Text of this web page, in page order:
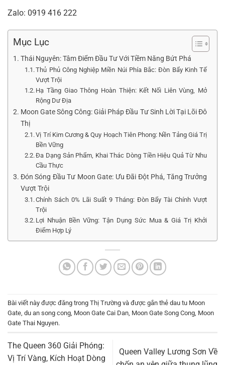
Zalo: 0919 416 222
Mục Lục
Thái Nguyên: Tâm Điểm Đầu Tư Với Tiềm Năng Bứt Phá
Thủ Phủ Công Nghiệp Miền Núi Phía Bắc: Đòn Bẩy Kinh Tế
Vượt Trội
Hạ Tầng Giao Thông Hoàn Thiện: Kết Nối Liên Vùng, Mở
Rộng Dư Địa
Moon Gate Sông Công: Giải Pháp Đầu Tư Sinh Lời Tại Lõi Đô
Thị
Vị Trí Kim Cương & Quy Hoạch Tiên Phong: Nền Tảng Giá Trị
Bền Vững
Đa Dạng Sản Phẩm, Khai Thác Dòng Tiền Hiệu Quả Từ Nhu
Cầu Thực
Đón Sóng Đầu Tư Moon Gate: Ưu Đãi Đột Phá, Tăng Trưởng
Vượt Trội
Chính Sách 0% Lãi Suất 9 Tháng: Đòn Bẩy Tài Chính Vượt
Trội
Lợi Nhuận Bền Vững: Tận Dụng Sức Mua & Giá Trị Khởi
Điểm Hợp Lý
Bài viết này được đăng trong Thị Trường và được gắn thẻ dau tu Moon
Gate du an song cong Moon Gate Cai Dan Moon Gate Song Cong Moon
Gate Thai Nguyen.
The Queen 360 Giải Phóng:
Vị Trí Vàng, Kích Hoạt Dòng
Queen Valley Lương Sơn Về